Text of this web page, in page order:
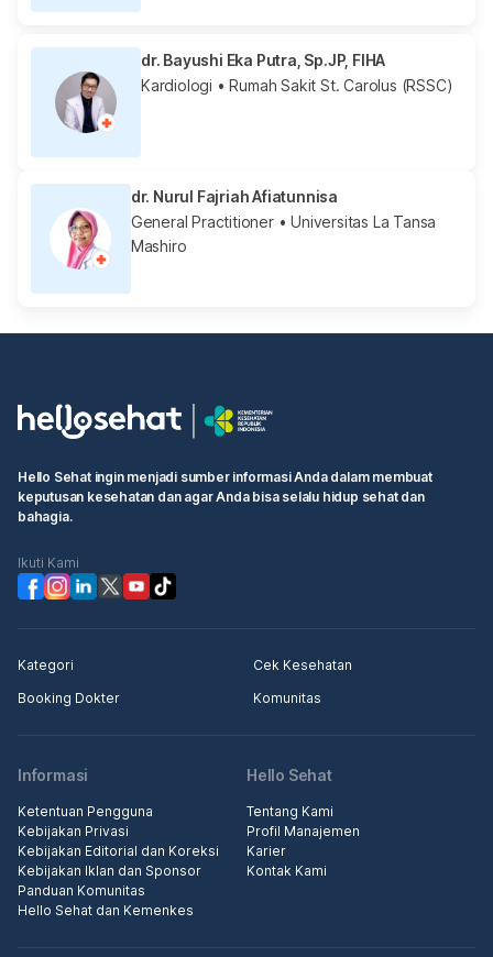
dr. Bayushi Eka Putra, Sp.JP, FIHA
Kardiologi • Rumah Sakit St. Carolus (RSSC)
dr. Nurul Fajriah Afiatunnisa
General Practitioner• Universitas La Tansa
Mashiro
Hello Sehat ingin menjadi sumber informasi Anda dalam membuat
keputusan kesehatan dan agar Anda bisa selalu hidup sehat dan
bahagia.
Ikuti Kami
Kategori
Cek Kesehatan
Booking Dokter
Komunitas
Informasi
Ketentuan Pengguna
Kebijakan Privasi
Kebijakan Editorial dan Koreksi
Kebijakan Iklan dan Sponsor
Panduan Komunitas
Hello Sehat dan Kemenkes
Hello Sehat
Tentang Kami
Profil Manajemen
Karier
Kontak Kami